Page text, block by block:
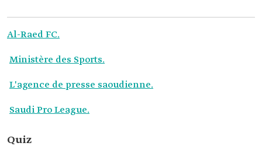
Al-Raed FC.
Ministère des Sports.
L'agence de presse saoudienne.
Saudi Pro League.
Quiz